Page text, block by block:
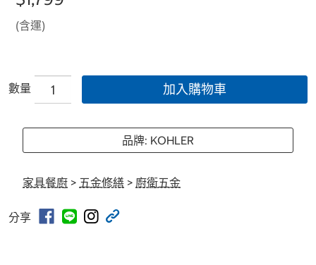
(含運)
數量 加入購物車
品牌: KOHLER
家具餐廚 > 五金修繕 > 廚衛五金
分享